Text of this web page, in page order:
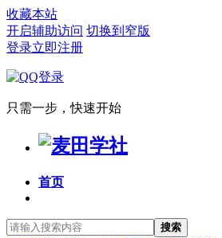
收藏本站
开启辅助访问 切换到窄版
登录立即注册
只需一步，快速开始
首页
搜索